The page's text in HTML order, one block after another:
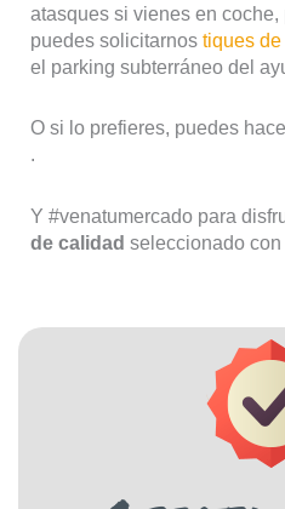
atasques si vienes en
puedes solicitarnos tiques
el parking subterráneo del
O si lo prefieres, puedes
.
Y #venatumercado para
de calidad seleccionado con